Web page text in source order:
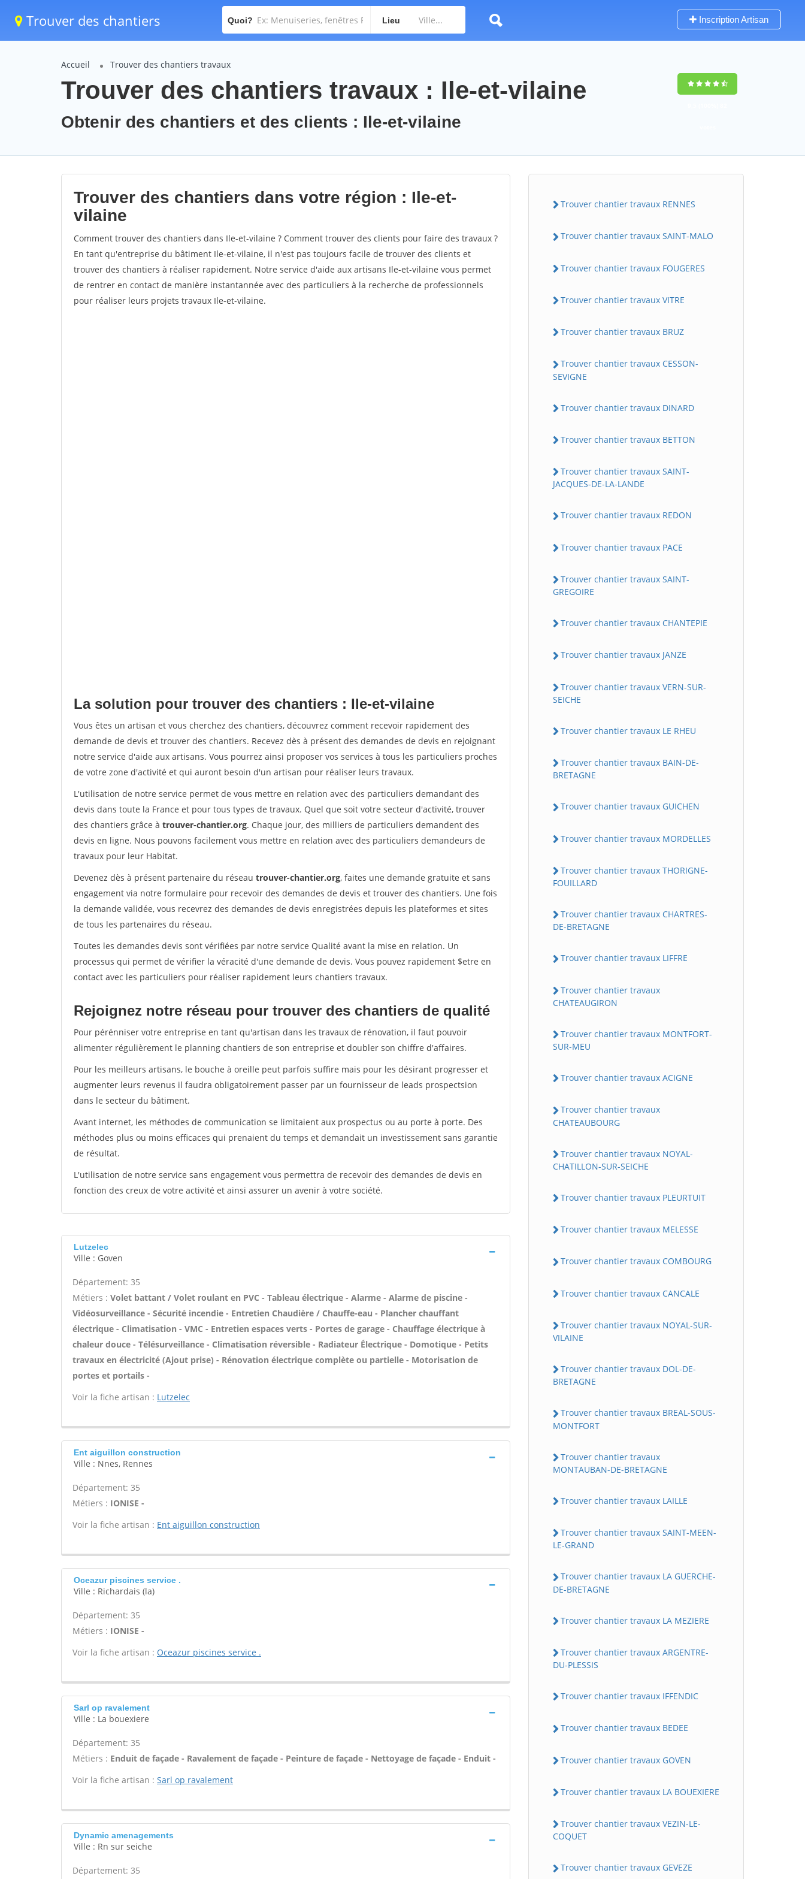
Trouver des chantiers Quoi? Lieu Inscription Artisan
Accueil Trouver des chantiers travaux
Trouver des chantiers travaux : Ile-et-vilaine
Obtenir des chantiers et des clients : Ile-et-vilaine
Trouver des chantiers dans votre région : Ile-et-
vilaine
Comment trouver des chantiers dans Ile-et-vilaine ? Comment trouver des clients pour faire des travaux ?
En tant qu'entreprise du bâtiment Ile-et-vilaine, il n'est pas toujours facile de trouver des clients et
trouver des chantiers à réaliser rapidement. Notre service d'aide aux artisans Ile-et-vilaine vous permet
de rentrer en contact de manière instantannée avec des particuliers à la recherche de professionnels
pour réaliser leurs projets travaux Ile-et-vilaine.
La solution pour trouver des chantiers : Ile-et-vilaine
Vous êtes un artisan et vous cherchez des chantiers, découvrez comment recevoir rapidement des
demande de devis et trouver des chantiers. Recevez dès à présent des demandes de devis en rejoignant
notre service d'aide aux artisans. Vous pourrez ainsi proposer vos services à tous les particuliers proches
de votre zone d'activité et qui auront besoin d'un artisan pour réaliser leurs travaux.
L'utilisation de notre service permet de vous mettre en relation avec des particuliers demandant des
devis dans toute la France et pour tous types de travaux. Quel que soit votre secteur d'activité, trouver
des chantiers grâce à trouver-chantier.org. Chaque jour, des milliers de particuliers demandent des
devis en ligne. Nous pouvons facilement vous mettre en relation avec des particuliers demandeurs de
travaux pour leur Habitat.
Devenez dès à présent partenaire du réseau trouver-chantier.org, faites une demande gratuite et sans
engagement via notre formulaire pour recevoir des demandes de devis et trouver des chantiers. Une fois
la demande validée, vous recevrez des demandes de devis enregistrées depuis les plateformes et sites
de tous les partenaires du réseau.
Toutes les demandes devis sont vérifiées par notre service Qualité avant la mise en relation. Un
processus qui permet de vérifier la véracité d'une demande de devis. Vous pouvez rapidement $etre en
contact avec les particuliers pour réaliser rapidement leurs chantiers travaux.
Rejoignez notre réseau pour trouver des chantiers de qualité
Pour pérénniser votre entreprise en tant qu'artisan dans les travaux de rénovation, il faut pouvoir
alimenter régulièrement le planning chantiers de son entreprise et doubler son chiffre d'affaires.
Pour les meilleurs artisans, le bouche à oreille peut parfois suffire mais pour les désirant progresser et
augmenter leurs revenus il faudra obligatoirement passer par un fournisseur de leads prospectsion
dans le secteur du bâtiment.
Avant internet, les méthodes de communication se limitaient aux prospectus ou au porte à porte. Des
méthodes plus ou moins efficaces qui prenaient du temps et demandait un investissement sans garantie
de résultat.
L'utilisation de notre service sans engagement vous permettra de recevoir des demandes de devis en
fonction des creux de votre activité et ainsi assurer un avenir à votre société.
Lutzelec
Ville : Goven
Département: 35
Métiers : Volet battant / Volet roulant en PVC - Tableau électrique - Alarme - Alarme de piscine -
Vidéosurveillance - Sécurité incendie - Entretien Chaudière / Chauffe-eau - Plancher chauffant
électrique - Climatisation - VMC - Entretien espaces verts - Portes de garage - Chauffage électrique à
chaleur douce - Télésurveillance - Climatisation réversible - Radiateur Électrique - Domotique - Petits
travaux en électricité (Ajout prise) - Rénovation électrique complète ou partielle - Motorisation de
portes et portails -
Voir la fiche artisan : Lutzelec
Ent aiguillon construction
Ville : Nnes, Rennes
Département: 35
Métiers : IONISE -
Voir la fiche artisan : Ent aiguillon construction
Oceazur piscines service .
Ville : Richardais (la)
Département: 35
Métiers : IONISE -
Voir la fiche artisan : Oceazur piscines service .
Sarl op ravalement
Ville : La bouexiere
Département: 35
Métiers : Enduit de façade - Ravalement de façade - Peinture de façade - Nettoyage de façade - Enduit -
Voir la fiche artisan : Sarl op ravalement
Dynamic amenagements
Ville : Rn sur seiche
Département: 35
Trouver chantier travaux RENNES
Trouver chantier travaux SAINT-MALO
Trouver chantier travaux FOUGERES
Trouver chantier travaux VITRE
Trouver chantier travaux BRUZ
Trouver chantier travaux CESSON-
SEVIGNE
Trouver chantier travaux DINARD
Trouver chantier travaux BETTON
Trouver chantier travaux SAINT-
JACQUES-DE-LA-LANDE
Trouver chantier travaux REDON
Trouver chantier travaux PACE
Trouver chantier travaux SAINT-
GREGOIRE
Trouver chantier travaux CHANTEPIE
Trouver chantier travaux JANZE
Trouver chantier travaux VERN-SUR-
SEICHE
Trouver chantier travaux LE RHEU
Trouver chantier travaux BAIN-DE-
BRETAGNE
Trouver chantier travaux GUICHEN
Trouver chantier travaux MORDELLES
Trouver chantier travaux THORIGNE-
FOUILLARD
Trouver chantier travaux CHARTRES-
DE-BRETAGNE
Trouver chantier travaux LIFFRE
Trouver chantier travaux
CHATEAUGIRON
Trouver chantier travaux MONTFORT-
SUR-MEU
Trouver chantier travaux ACIGNE
Trouver chantier travaux
CHATEAUBOURG
Trouver chantier travaux NOYAL-
CHATILLON-SUR-SEICHE
Trouver chantier travaux PLEURTUIT
Trouver chantier travaux MELESSE
Trouver chantier travaux COMBOURG
Trouver chantier travaux CANCALE
Trouver chantier travaux NOYAL-SUR-
VILAINE
Trouver chantier travaux DOL-DE-
BRETAGNE
Trouver chantier travaux BREAL-SOUS-
MONTFORT
Trouver chantier travaux
MONTAUBAN-DE-BRETAGNE
Trouver chantier travaux LAILLE
Trouver chantier travaux SAINT-MEEN-
LE-GRAND
Trouver chantier travaux LA GUERCHE-
DE-BRETAGNE
Trouver chantier travaux LA MEZIERE
Trouver chantier travaux ARGENTRE-
DU-PLESSIS
Trouver chantier travaux IFFENDIC
Trouver chantier travaux BEDEE
Trouver chantier travaux GOVEN
Trouver chantier travaux LA BOUEXIERE
Trouver chantier travaux VEZIN-LE-
COQUET
Trouver chantier travaux GEVEZE